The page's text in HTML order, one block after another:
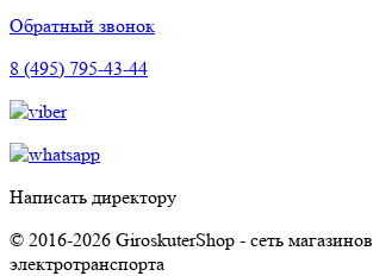
Обратный звонок
8 (495) 795-43-44
Написать директору
© 2016-2026 GiroskuterShop - сеть магазинов
электротранспорта